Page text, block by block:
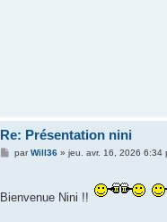
Re: Présentation nini
M
a
parWill36» jeu. avr. 16, 2026 6:34
Bienvenue Nini !!